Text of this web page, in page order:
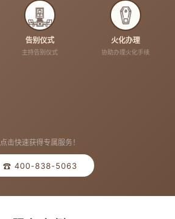
告别仪式
主持告别仪式
火化办理
协助办理火化手续
点击快速获得专属服务！
☎ 400-838-5063